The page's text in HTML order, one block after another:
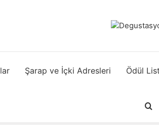
Şarap ve İçki Adresleri Ödül